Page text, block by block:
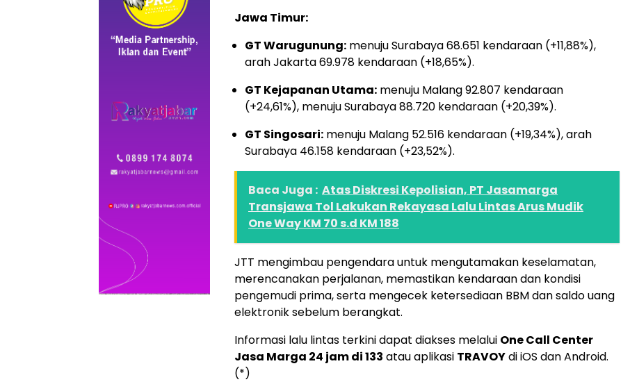
Jawa Timur:
GT Warugunung: menuju Surabaya 68.651 kendaraan (+11,88%),
arah Jakarta 69.978 kendaraan (+18,65%).
GT Kejapanan Utama: menuju Malang 92.807 kendaraan
(+24,61%), menuju Surabaya 88.720 kendaraan (+20,39%).
GT Singosari: menuju Malang 52.516 kendaraan (+19,34%), arah
Surabaya 46.158 kendaraan (+23,52%).
Baca Juga : Atas Diskresi Kepolisian, PT Jasamarga
Transjawa Tol Lakukan Rekayasa Lalu Lintas Arus Mudik
One Way KM 70 s.d KM 188
JTT mengimbau pengendara untuk mengutamakan keselamatan,
merencanakan perjalanan, memastikan kendaraan dan kondisi
pengemudi prima, serta mengecek ketersediaan BBM dan saldo uang
elektronik sebelum berangkat.
Informasi lalu lintas terkini dapat diakses melalui One Call Center
Jasa Marga 24 jam di 133 atau aplikasi TRAVOYdi iOS dan Android.
(*)